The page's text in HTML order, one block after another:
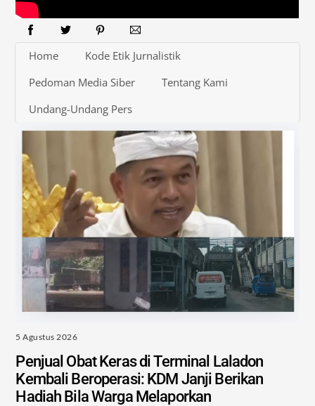
Home
Kode Etik Jurnalistik
Pedoman Media Siber
Tentang Kami
Undang-Undang Pers
5 Agustus 2026
Penjual Obat Keras di Terminal Laladon
Kembali Beroperasi: KDM Janji Berikan
Hadiah Bila Warga Melaporkan